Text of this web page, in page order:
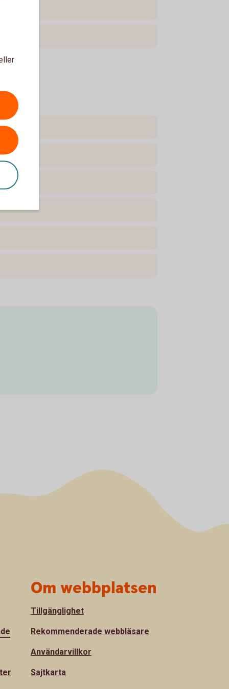
Om webbplatsen
Tillgänglighet
Rekommenderade webbläsare
Användarvillkor
Sajtkarta